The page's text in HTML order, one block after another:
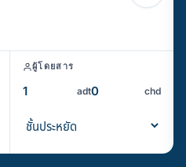
ผู้โดยสาร
adt chd